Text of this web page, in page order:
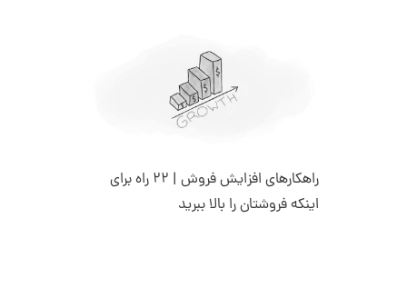
راهکارهای افزایش فروش | 22 راه برای
اینکه فروشتان را بالا ببرید